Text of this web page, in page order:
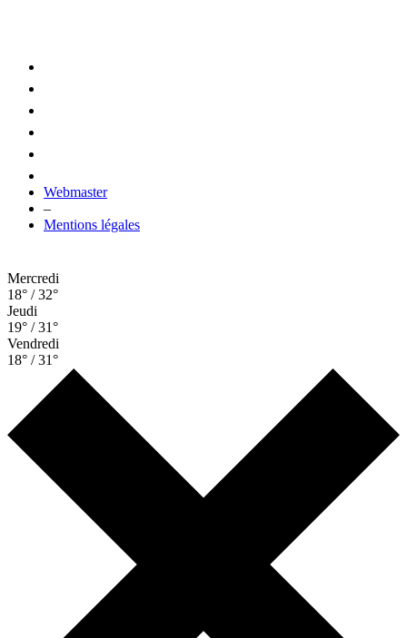
Webmaster
–
Mentions légales
Mercredi
18° / 32°
Jeudi
19° / 31°
Vendredi
18° / 31°